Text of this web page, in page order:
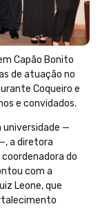
Capão Bonito
de atuação no
Coqueiro e
e convidados.
—
a diretora
do
com a
Leone, que